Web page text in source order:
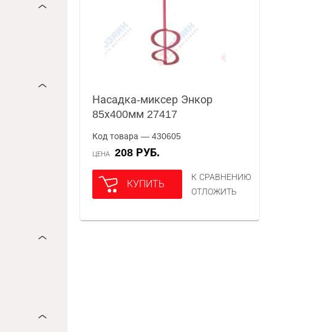
Насадка-миксер Энкор
85х400мм 27417
Код товара — 430605
ЦЕНА 208 РУБ.
КУПИТЬ
К СРАВНЕНИЮ
ОТЛОЖИТЬ